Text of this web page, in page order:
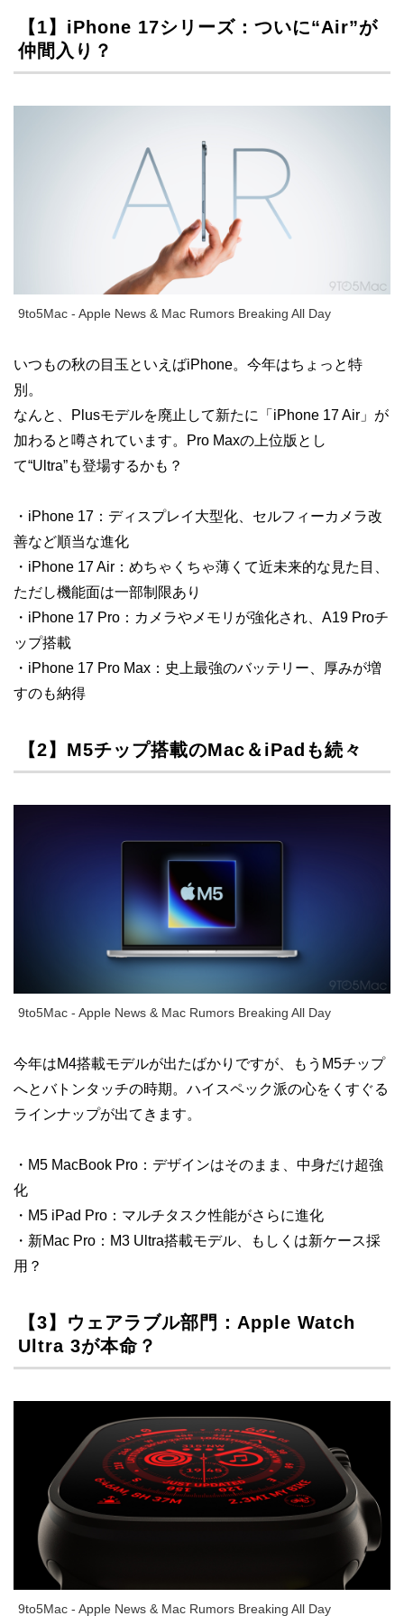
【1】iPhone 17シリーズ：ついに“Air”が
仲間入り？
9to5Mac - Apple News & Mac Rumors Breaking All Day
いつもの秋の目玉といえばiPhone。今年はちょっと特
別。
なんと、Plusモデルを廃止して新たに「iPhone 17 Air」が
加わると噂されています。Pro Maxの上位版とし
て“Ultra”も登場するかも？
・iPhone 17：ディスプレイ大型化、セルフィーカメラ改
善など順当な進化
・iPhone 17 Air：めちゃくちゃ薄くて近未来的な見た目、
ただし機能面は一部制限あり
・iPhone 17 Pro：カメラやメモリが強化され、A19 Proチ
ップ搭載
・iPhone 17 Pro Max：史上最強のバッテリー、厚みが増
すのも納得
【2】M5チップ搭載のMac＆iPadも続々
9to5Mac - Apple News & Mac Rumors Breaking All Day
今年はM4搭載モデルが出たばかりですが、もうM5チップ
へとバトンタッチの時期。ハイスペック派の心をくすぐる
ラインナップが出てきます。
・M5 MacBook Pro：デザインはそのまま、中身だけ超強
化
・M5 iPad Pro：マルチタスク性能がさらに進化
・新Mac Pro：M3 Ultra搭載モデル、もしくは新ケース採
用？
【3】ウェアラブル部門：Apple Watch
Ultra 3が本命？
9to5Mac - Apple News & Mac Rumors Breaking All Day